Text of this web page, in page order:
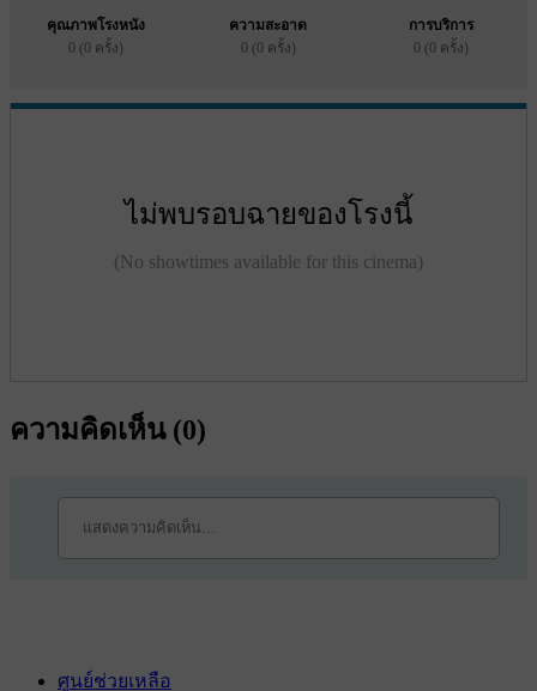
คุณภาพโรงหนัง
0 (0 ครั้ง)
ความสะอาด
0 (0 ครั้ง)
การบริการ
0 (0 ครั้ง)
ไม่พบรอบฉายของโรงนี้
(No showtimes available for this cinema)
ความคิดเห็น (0)
ศูนย์ช่วยเหลือ